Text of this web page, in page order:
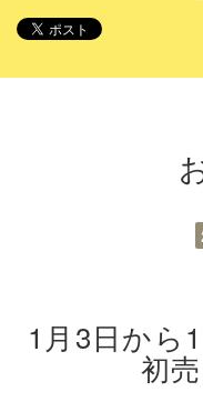
1月3日から
初